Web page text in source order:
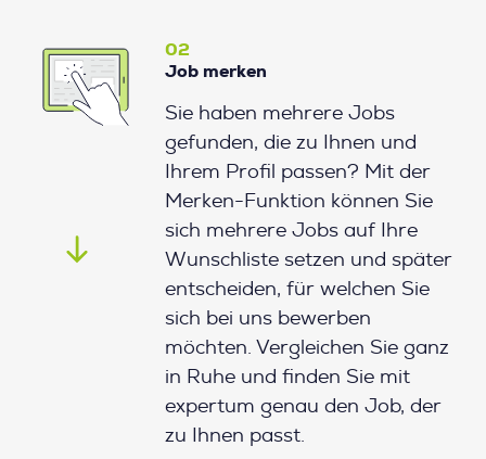
02
Job merken
Sie haben mehrere Jobs
gefunden, die zu Ihnen und
Ihrem Profil passen? Mit der
Merken-Funktion können Sie
sich mehrere Jobs auf Ihre
Wunschliste setzen und später
entscheiden, für welchen Sie
sich bei uns bewerben
möchten. Vergleichen Sie ganz
in Ruhe und finden Sie mit
expertum genau den Job, der
zu Ihnen passt.